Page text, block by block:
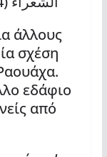
άλλους
σχέση
εδάφιο
από